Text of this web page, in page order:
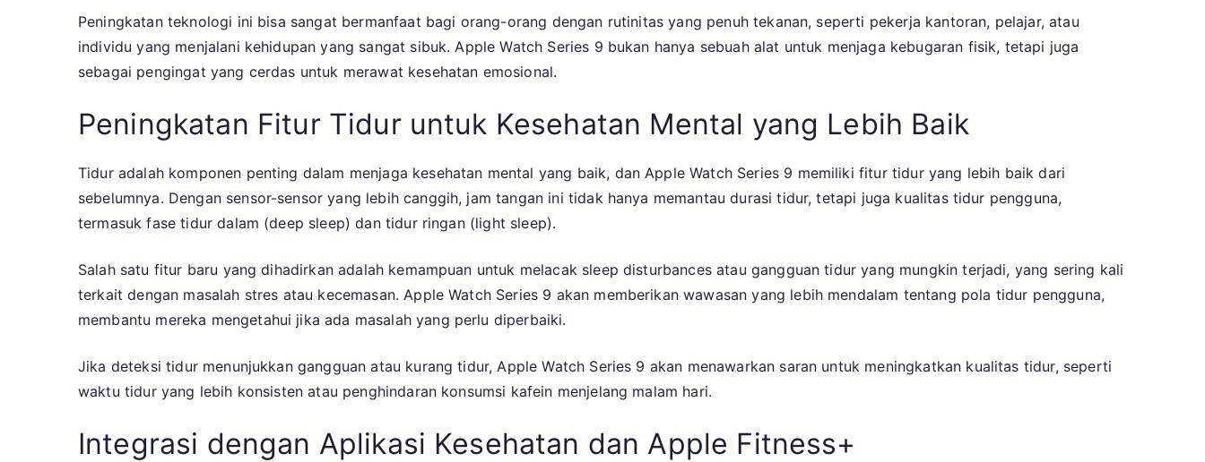
Peningkatan teknologi ini bisa sangat bermanfaat bagi orang-orang dengan rutinitas yang penuh tekanan, seperti pekerja kantoran, pelajar, atau
individu yang menjalani kehidupan yang sangat sibuk. Apple Watch Series 9 bukan hanya sebuah alat untuk menjaga kebugaran fisik, tetapi juga
sebagai pengingat yang cerdas untuk merawat kesehatan emosional.
Peningkatan Fitur Tidur untuk Kesehatan Mental yang Lebih Baik
Tidur adalah komponen penting dalam menjaga kesehatan mental yang baik, dan Apple Watch Series 9 memiliki fitur tidur yang lebih baik dari
sebelumnya. Dengan sensor-sensor yang lebih canggih, jam tangan ini tidak hanya memantau durasi tidur, tetapi juga kualitas tidur pengguna,
termasuk fase tidur dalam (deep sleep) dan tidur ringan (light sleep).
Salah satu fitur baru yang dihadirkan adalah kemampuan untuk melacak sleep disturbances atau gangguan tidur yang mungkin terjadi, yang sering kali
terkait dengan masalah stres atau kecemasan. Apple Watch Series 9 akan memberikan wawasan yang lebih mendalam tentang pola tidur pengguna,
membantu mereka mengetahui jika ada masalah yang perlu diperbaiki.
Jika deteksi tidur menunjukkan gangguan atau kurang tidur, Apple Watch Series 9 akan menawarkan saran untuk meningkatkan kualitas tidur, seperti
waktu tidur yang lebih konsisten atau penghindaran konsumsi kafein menjelang malam hari.
Integrasi dengan Aplikasi Kesehatan dan Apple Fitness+